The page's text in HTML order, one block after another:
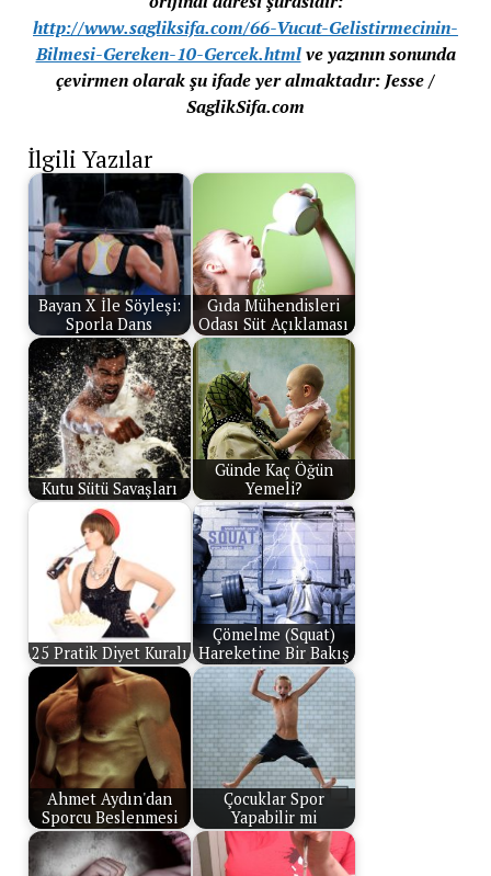
http://www.sagliksifa.com/66-Vucut-Gelistirmecinin-
Bilmesi-Gereken-10-Gercek.htmlve yazının sonunda
çevirmen olarak şu ifade yer almaktadır: Jesse /
SaglikSifa.com
İlgili Yazılar
Bayan X İle Söyleşi:
Sporla Dans
Gıda Mühendisleri
Odası Süt Açıklaması
Kutu Sütü Savaşları
Günde Kaç Öğün
Yemeli?
25 Pratik Diyet Kuralı
Çömelme (Squat)
Hareketine Bir Bakış
Ahmet Aydın'dan
Sporcu Beslenmesi
Çocuklar Spor
Yapabilir mi